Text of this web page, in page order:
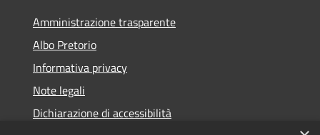
Amministrazione trasparente
Albo Pretorio
Informativa privacy
Note legali
Dichiarazione di accessibilità